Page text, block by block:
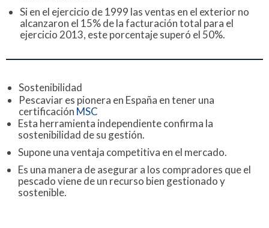
Si en el ejercicio de 1999 las ventas en el exterior no
alcanzaron el 15% de la facturación total para el
ejercicio 2013, este porcentaje superó el 50%.
Sostenibilidad
Pescaviar es pionera en España en tener una
certificación MSC
Esta herramienta independiente confirma la
sostenibilidad de su gestión.
Supone una ventaja competitiva en el mercado.
Es una manera de asegurar a los compradores que el
pescado viene de un recurso bien gestionado y
sostenible.